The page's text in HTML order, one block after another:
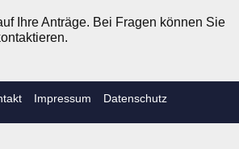
Ihre Anträge. Bei Fragen können Sie
Impressum Datenschutz